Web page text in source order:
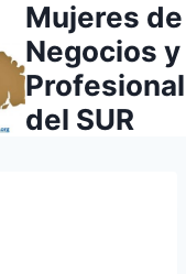
Mujeres de
Negocios y
del SUR